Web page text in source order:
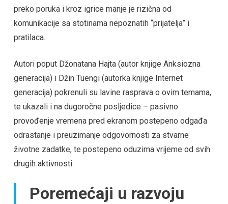
preko poruka i kroz igrice manje je rizična od
komunikacije sa stotinama nepoznatih “prijatelja” i
pratilaca.
Autori poput Džonatana Hajta (autor knjige Anksiozna
generacija) i Džin Tuengi (autorka knjige Internet
generacija) pokrenuli su lavine rasprava o ovim temama,
te ukazali i na dugoročne posljedice – pasivno
provođenje vremena pred ekranom postepeno odgađa
odrastanje i preuzimanje odgovornosti za stvarne
životne zadatke, te postepeno oduzima vrijeme od svih
drugih aktivnosti.
Poremećaji u razvoju